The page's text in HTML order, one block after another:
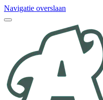
Navigatie overslaan